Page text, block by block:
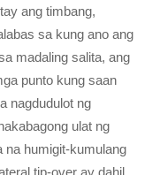
ang timbang,
sa kung ano ang
madaling salita, ang
punto kung saan
nagdudulot ng
ulat ng
na humigit-kumulang
tip-over ay dahil